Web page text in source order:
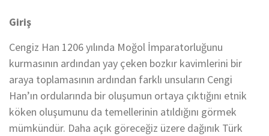
Giriş
Cengiz Han 1206 yılında Moğol İmparatorluğunu
kurmasının ardından yay çeken bozkır kavimlerini bir
araya toplamasının ardından farklı unsuların Cengi
Han’ın ordularında bir oluşumun ortaya çıktığını etnik
köken oluşumunu da temellerinin atıldığını görmek
mümkündür. Daha açık göreceğiz üzere dağınık Türk